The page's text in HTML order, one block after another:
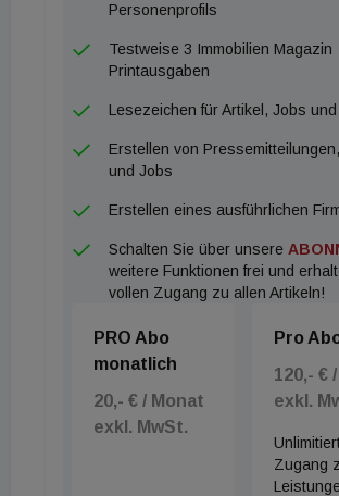
letzten Quartal um 10 bis 50
liegt der Anstieg gegenüber dem
35 und 170 Basispunkten (Dublin 35
London 50 Basispunkte, Paris 75
Basispunkte). In der Logistikbranche
durchschnittlich 7 Basispunkte, was
attraktiven Zeitpunkt für den Einstieg
Anlageklasse mit guten
In Europa stieg das
Quartal um 4 Prozent. Damit lag der
gegenüber dem Vorjahr bei 14
Märkte fallen auf, wie Brüssel,
Mailand, wo das Angebot im dritten
Personenprofils
Testweise 3 Immobilien Magazin
Printausgaben
Lesezeichen für Artikel, Jobs
Erstellen von
und Jobs
Erstellen eines ausführlichen
Schalten Sie über unsere
weitere Funktionen frei und
vollen Zugang zu allen Artikeln!
PRO Abo
monatlich
20,- € / Monat
exkl. MwSt.
Pro
120,- €
exkl.
Zugang